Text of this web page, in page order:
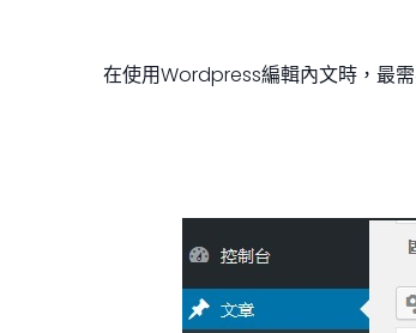
在使用Wordpress編輯內文時，最